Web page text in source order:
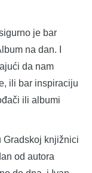
je bar
na dan. I
da nam
ili bar inspiraciju
ili albumi
Gradskoj knjižnici
od autora